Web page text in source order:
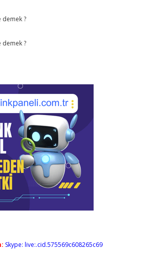
demek ?
demek ?
Skype: live:.cid.575569c608265c69